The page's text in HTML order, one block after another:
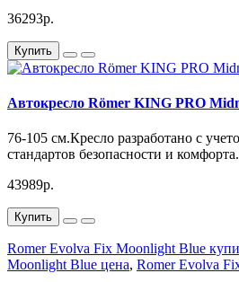
36293р.
Купить
Автокресло Römer KING PRO
76-105 см.Кресло разработано с
стандартов безопасности и
43989р.
Купить
Romer Evolva Fix Moonlight Blue
Moonlight Blue цена, Romer Evolva